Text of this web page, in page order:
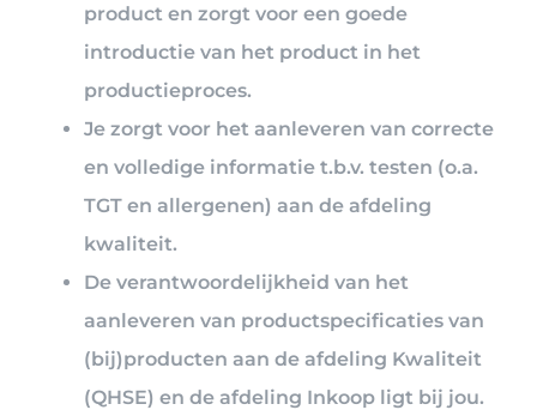
product en zorgt voor een goede
introductie van het product in het
productieproces.
Je zorgt voor het aanleveren van correcte
en volledige informatie t.b.v. testen (o.a.
TGT en allergenen) aan de afdeling
kwaliteit.
De verantwoordelijkheid van het
aanleveren van productspecificaties van
(bij)producten aan de afdeling Kwaliteit
(QHSE) en de afdeling Inkoop ligt bij jou.